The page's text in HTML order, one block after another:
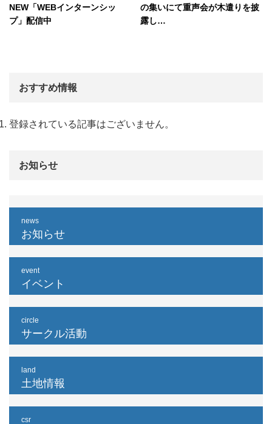
NEW「WEBインターンシッ
プ」配信中
の集いにて重声会が木遣りを披
露し…
おすすめ情報
登録されている記事はございません。
お知らせ
news
お知らせ
event
イベント
circle
サークル活動
land
土地情報
csr